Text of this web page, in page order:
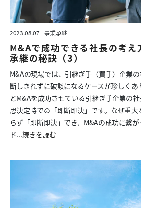
2023.08.07 | 事業承継
M&Aで成功できる社長の考え
承継の秘訣（3）
M&Aの現場では、引継ぎ手（買手）企業
断しきれずに破談になるケースが珍しくあ
とM&Aを成功させている引継ぎ手企業の
思決定時での「即断即決」です。なぜ重
らず「即断即決」でき、M&Aの成功に繋
ド...続きを読む